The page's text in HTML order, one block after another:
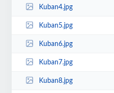
Kuban4.jpg
Kuban5.jpg
Kuban6.jpg
Kuban7.jpg
Kuban8.jpg